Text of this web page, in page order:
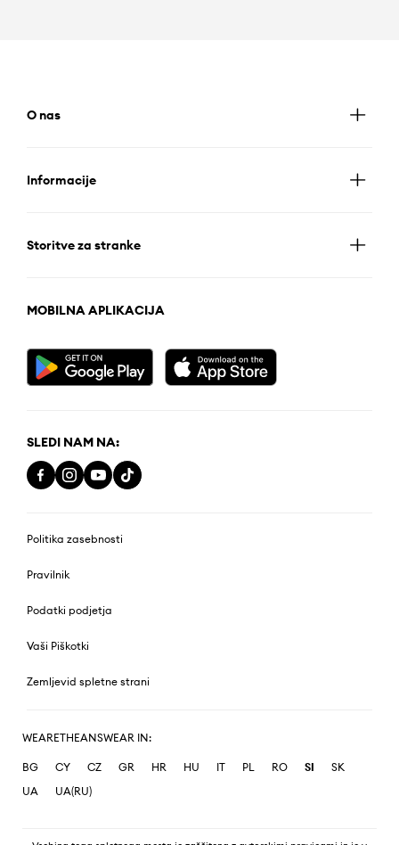
O nas
Informacije
Storitve za stranke
MOBILNA APLIKACIJA
SLEDI NAM NA:
Politika zasebnosti
Pravilnik
Podatki podjetja
Vaši Piškotki
Zemljevid spletne strani
WEARETHEANSWEAR IN:
BG CY CZ GR HR HU IT PL RO SI
SK
UA
UA(RU)